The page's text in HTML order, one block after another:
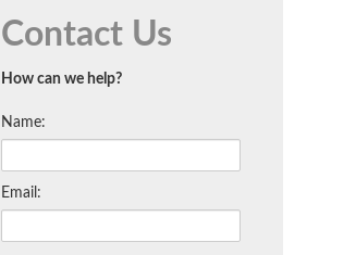
Contact Us
How can we help?
Name:
Email: